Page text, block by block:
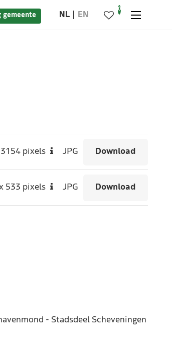
gemeente NL EN
0
3154 pixels JPG Download
533 pixels JPG Download
- Stadsdeel Scheveningen